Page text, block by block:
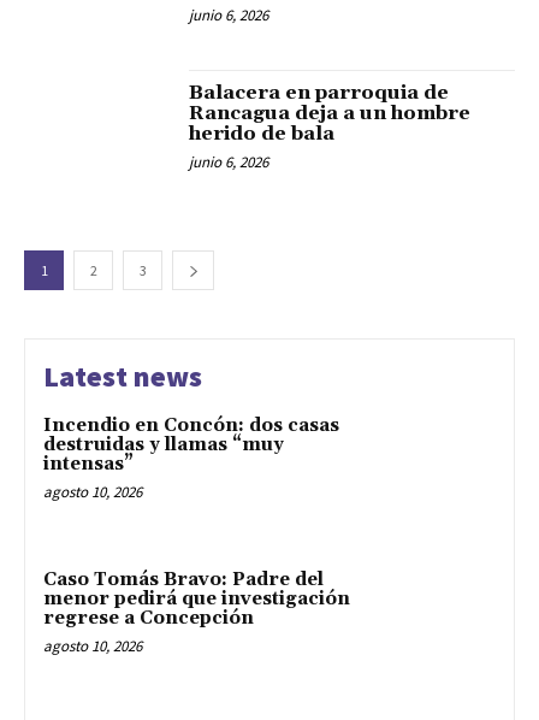
junio 6, 2026
Balacera en parroquia de
Rancagua deja a un hombre
herido de bala
junio 6, 2026
1 2 3
Latest news
Incendio en Concón: dos casas
destruidas y llamas “muy
intensas”
agosto 10, 2026
Caso Tomás Bravo: Padre del
menor pedirá que investigación
regrese a Concepción
agosto 10, 2026